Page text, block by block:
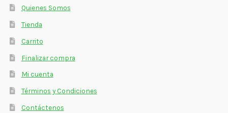
Quienes Somos
Tienda
Carrito
Finalizar compra
Mi cuenta
Términos y Condiciones
Contáctenos